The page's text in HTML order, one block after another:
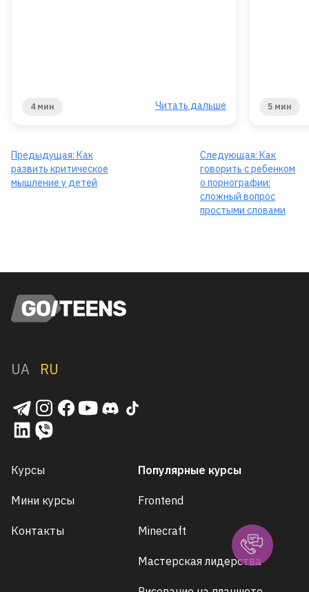
4 мин Читать дальше 5 мин
Предыдущая: Как
развить критическое
мышление у детей
Следующая: Как
говорить с ребенком
о порнографии:
сложный вопрос
простыми словами
UA RU
Курсы
Мини курсы
Контакты
Популярные курсы
Frontend
Minecraft
Мастерская лидерства